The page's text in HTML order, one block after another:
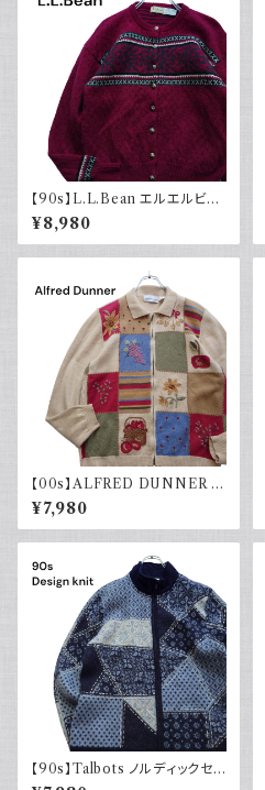
【90s】L.L.Bean エルエルビー
ン チロルニット カーディガン セ
ーター ボルドー メタルボタン 古
着 ヴィンテージ
¥8,980
【00s】ALFRED DUNNER ア
ルフレッドダナー デザインニット
コットンラミー レディース古着
セーター 襟付き ジップ
¥7,980
【90s】Talbots ノルディックセ
ーター ジップアップ メリノウー